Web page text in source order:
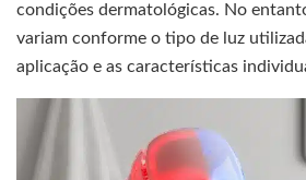
condições dermatológicas. No
variam conforme o tipo de luz
aplicação e as características